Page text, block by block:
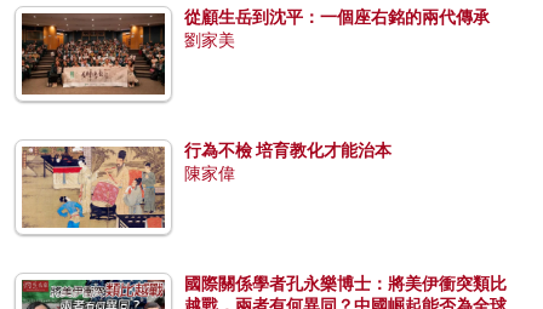
從顧生岳到沈平：一個座右銘的兩代傳承
劉家美
行為不檢 培育教化才能治本
陳家偉
國際關係學者孔永樂博士：將美伊衝突類比